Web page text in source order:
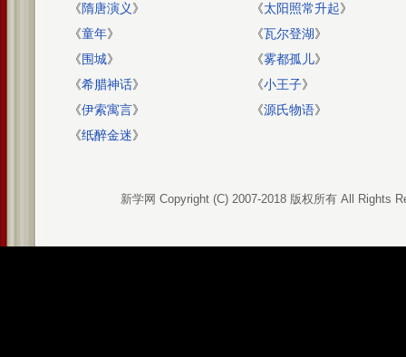
《隋唐演义》 《太阳照常升起》
《童年》 《瓦尔登湖》
《围城》 《雾都孤儿》
《希腊神话》 《小王子》
《伊索寓言》 《源氏物语》
《纸醉金迷》
新学网 Copyright (C) 2007-2018 版权所有 All Rights